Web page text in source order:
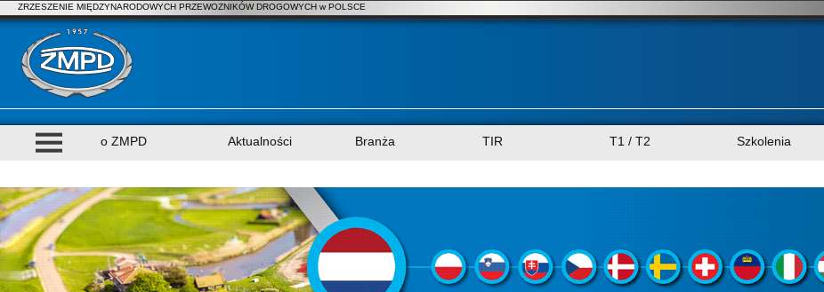
ZRZESZENIE MIĘDZYNARODOWYCH PRZEWOZNIKÓW DROGOWYCH w POLSCE
o ZMPD Aktualności Branża TIR T1 / T2 Szkolenia